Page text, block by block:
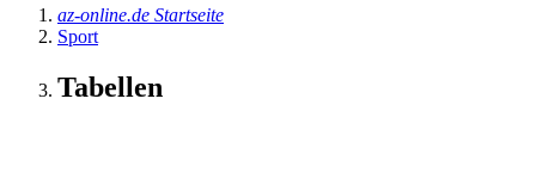
az-online.de Startseite
Sport
Tabellen